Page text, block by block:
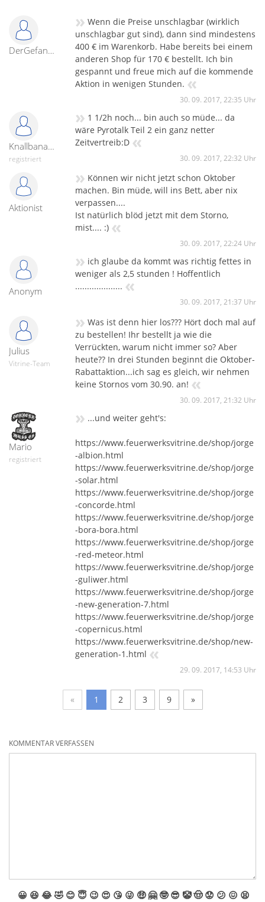
DerGefangene
» Wenn die Preise unschlagbar (wirklich
unschlagbar gut sind), dann sind mindestens
400 € im Warenkorb. Habe bereits bei einem
anderen Shop für 170 € bestellt. Ich bin
gespannt und freue mich auf die kommende
Aktion in wenigen Stunden. «
30. 09. 2017, 22:35 Uhr
Knallbanause
registriert
» 1 1/2h noch... bin auch so müde... da
wäre Pyrotalk Teil 2 ein ganz netter
Zeitvertreib:D «
30. 09. 2017, 22:32 Uhr
Aktionist
» Können wir nicht jetzt schon Oktober
machen. Bin müde, will ins Bett, aber nix
verpassen....
Ist natürlich blöd jetzt mit dem Storno,
mist.... :) «
30. 09. 2017, 22:24 Uhr
Anonym
» ich glaube da kommt was richtig fettes in
weniger als 2,5 stunden ! Hoffentlich
.................... «
30. 09. 2017, 21:37 Uhr
Julius
Vitrine-Team
» Was ist denn hier los??? Hört doch mal auf
zu bestellen! Ihr bestellt ja wie die
Verrückten, warum nicht immer so? Aber
heute?? In drei Stunden beginnt die Oktober-
Rabattaktion...ich sag es gleich, wir nehmen
keine Stornos vom 30.90. an! «
30. 09. 2017, 21:32 Uhr
Mario
registriert
» ...und weiter geht's:
https://www.feuerwerksvitrine.de/shop/jorge
-albion.html
https://www.feuerwerksvitrine.de/shop/jorge
-solar.html
https://www.feuerwerksvitrine.de/shop/jorge
-concorde.html
https://www.feuerwerksvitrine.de/shop/jorge
-bora-bora.html
https://www.feuerwerksvitrine.de/shop/jorge
-red-meteor.html
https://www.feuerwerksvitrine.de/shop/jorge
-guliwer.html
https://www.feuerwerksvitrine.de/shop/jorge
-new-generation-7.html
https://www.feuerwerksvitrine.de/shop/jorge
-copernicus.html
https://www.feuerwerksvitrine.de/shop/new-
generation-1.html «
29. 09. 2017, 14:53 Uhr
« 1 2 3 9 »
KOMMENTAR VERFASSEN
😀 😆 😂🤣 😊 😇 😉 😍 😘 😜 🤑 🤗 🤓 😎 🤡🤠 😟 😕 😖 😫